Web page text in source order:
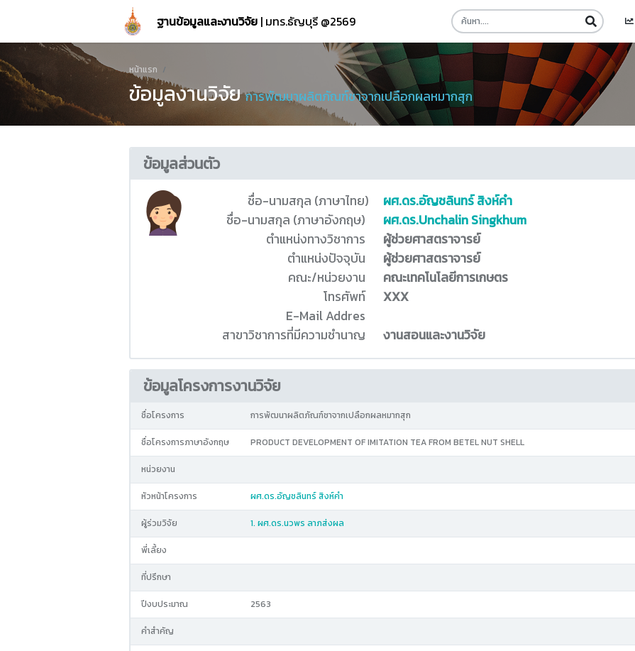
ฐานข้อมูลและงานวิจัย | มทร.ธัญบุรี @2569
หน้าแรก
ข้อมูลงานวิจัยการพัฒนาผลิตภัณฑ์ชาจากเปลือกผลหมากสุก
ข้อมูลส่วนตัว
ชื่อ-นามสกุล (ภาษาไทย)
ผศ.ดร.อัญชลินทร์ สิงห์คำ
ชื่อ-นามสกุล (ภาษาอังกฤษ)
ผศ.ดร.Unchalin Singkhum
ตำแหน่งทางวิชาการ
ผู้ช่วยศาสตราจารย์
ตำแหน่งปัจจุบัน
ผู้ช่วยศาสตราจารย์
คณะ/หน่วยงาน
คณะเทคโนโลยีการเกษตร
โทรศัพท์
XXX
E-Mail Addres
สาขาวิชาการที่มีความชำนาญ
งานสอนและงานวิจัย
ข้อมูลโครงการงานวิจัย
ชื่อโครงการ การพัฒนาผลิตภัณฑ์ชาจากเปลือกผลหมากสุก
ชื่อโครงการภาษาอังกฤษ PRODUCT DEVELOPMENT OF IMITATION TEA FROM BETEL NUT SHELL
หน่วยงาน
หัวหน้าโครงการ ผศ.ดร.อัญชลินทร์ สิงห์คำ
ผู้ร่วมวิจัย 1. ผศ.ดร.นวพร ลาภส่งผล
พี่เลี้ยง
ที่ปรึกษา
ปีงบประมาณ 2563
คำสำคัญ